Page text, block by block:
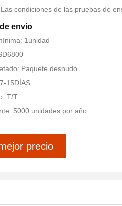
condiciones de las pruebas de
envío
1unidad
Paquete desnudo
15DÍAS
T/T
5000 unidades por año
precio